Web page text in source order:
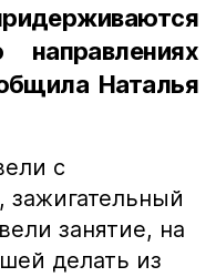
Наталья
с
занятие, на
делать из